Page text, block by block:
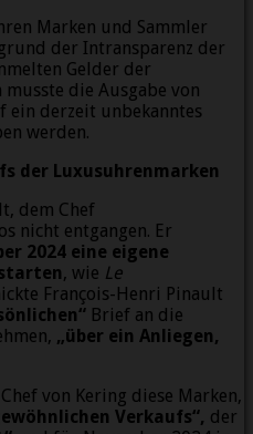
Marken und Sammler
der Intransparenz der
Gelder der
die Ausgabe von
ein derzeit unbekanntes
werden.
der Luxusuhrenmarken
dem Chef
nicht entgangen. Er
2024 eine eigene
, wie Le
François-Henri Pinault
Brief an die
„über ein Anliegen,
von Kering diese Marken,
Verkaufs“, der